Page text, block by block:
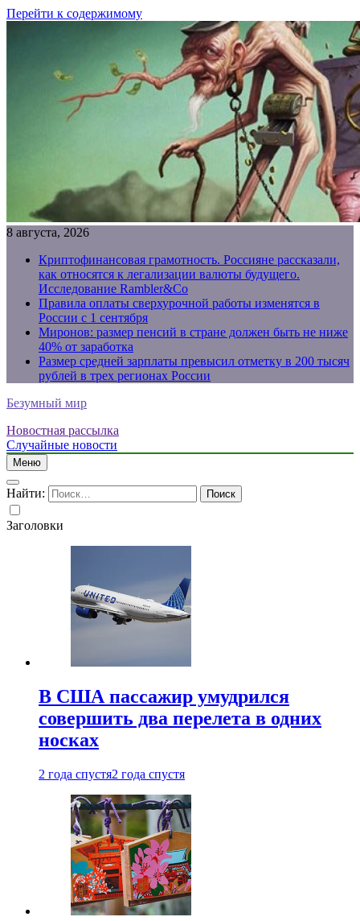
Перейти к содержимому
8 августа, 2026
Криптофинансовая грамотность. Россияне рассказали,
как относятся к легализации валюты будущего.
Исследование Rambler&Co
Правила оплаты сверхурочной работы изменятся в
России с 1 сентября
Миронов: размер пенсий в стране должен быть не ниже
40% от заработка
Размер средней зарплаты превысил отметку в 200 тысяч
рублей в трех регионах России
Безумный мир
Новостная рассылка
Случайные новости
Меню
Найти:
Заголовки
В США пассажир умудрился
совершить два перелета в одних
носках
2 года спустя2 года спустя